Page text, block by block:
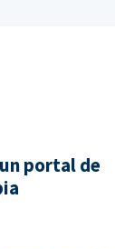
portal de